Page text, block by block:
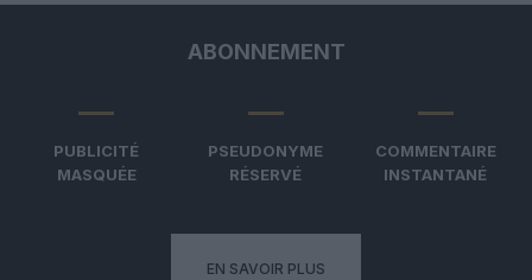
ABONNEMENT
PUBLICITÉ
MASQUÉE
PSEUDONYME
RÉSERVÉ
COMMENTAIRE
INSTANTANÉ
EN SAVOIR PLUS